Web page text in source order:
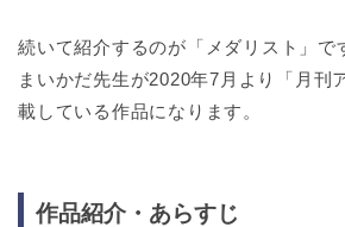
続いて紹介するのが「メダリスト」で
まいかだ先生が2020年7月より「月刊
載している作品になります。
作品紹介・あらすじ